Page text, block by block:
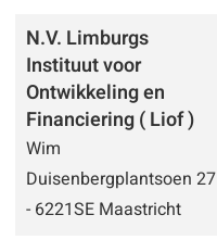
N.V. Limburgs
Instituut voor
Ontwikkeling en
Financiering ( Liof )
Wim
Duisenbergplantsoen 27
- 6221SE Maastricht